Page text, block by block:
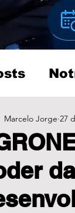
Marcelo Jorge 27